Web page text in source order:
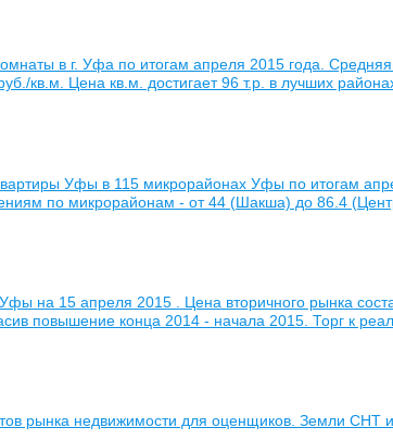
в г. Уфа по итогам апреля 2015 года.
кв.м. Цена кв.м. достигает 96 т.р. в лучших
Уфы в 115 микрорайонах Уфы по итогам
по микрорайонам - от 44 (Шакша) до 86.4
на 15 апреля 2015 . Цена вторичного рынка
повышение конца 2014 - начала 2015. Торг к
рынка недвижимости для оценщиков. Земли СНТ